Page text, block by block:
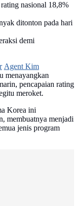
nasional 18,8%
ditonton pada hari
demi
Agent Kim
menayangkan
pencapaian rating
meroket.
Korea ini
membuatnya menjadi
jenis program